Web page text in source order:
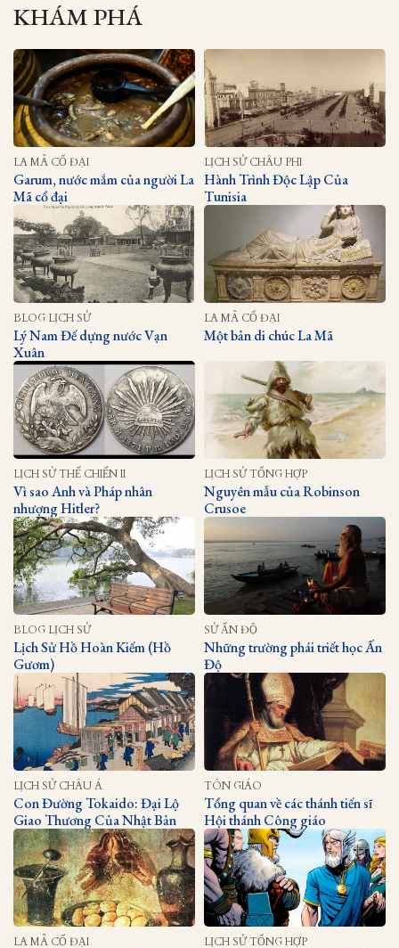
KHÁM PHÁ
LA MÃ CỔ ĐẠI
Garum, nước mắm của người La
Mã cổ đại
LỊCH SỬ CHÂU PHI
Hành Trình Độc Lập Của
Tunisia
BLOG LỊCH SỬ
Lý Nam Đế dựng nước Vạn
Xuân
LA MÃ CỔ ĐẠI
Một bản di chúc La Mã
LỊCH SỬ THẾ CHIẾN II
Vì sao Anh và Pháp nhân
nhượng Hitler?
LỊCH SỬ TỔNG HỢP
Nguyên mẫu của Robinson
Crusoe
BLOG LỊCH SỬ
Lịch Sử Hồ Hoàn Kiếm (Hồ
Gươm)
SỬ ẤN ĐỘ
Những trường phái triết học Ấn
Độ
LỊCH SỬ CHÂU Á
Con Đường Tokaido: Đại Lộ
Giao Thương Của Nhật Bản
TÔN GIÁO
Tổng quan về các thánh tiến sĩ
Hội thánh Công giáo
LA MÃ CỔ ĐẠI LỊCH SỬ TỔNG HỢP